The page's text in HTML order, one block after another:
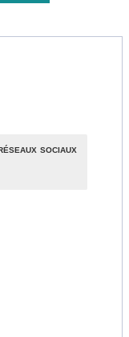
sociaux